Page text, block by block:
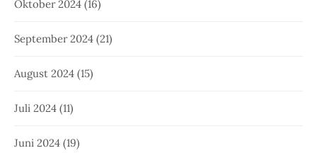
Oktober 2024 (16)
September 2024 (21)
August 2024 (15)
Juli 2024 (11)
Juni 2024 (19)